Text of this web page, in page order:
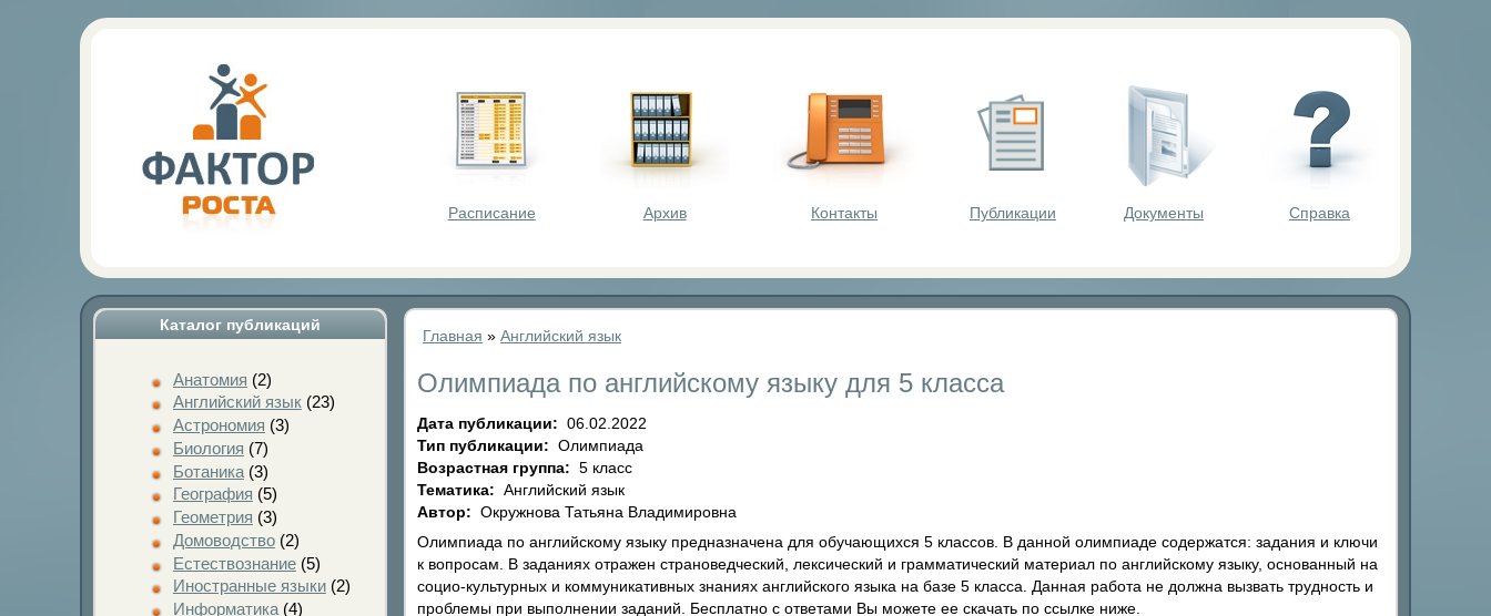
Расписание Архив Контакты Публикации Документы Справка
Каталог публикаций
Анатомия (2)
Английский язык(23)
Астрономия (3)
Биология (7)
Ботаника(3)
География (5)
Геометрия (3)
Домоводство(2)
Естествознание(5)
Иностранные языки(2)
Информатика(4)
Главная » Английский язык
Олимпиада по английскому языку для 5 класса
Дата публикации: 06.02.2022
Тип публикации: Олимпиада
Возрастная группа: 5 класс
Тематика: Английский язык
Автор: Окружнова Татьяна Владимировна
Олимпиада по английскому языку предназначена для обучающихся 5 классов. В данной олимпиаде содержатся: задания и ключи
к вопросам. В заданиях отражен страноведческий, лексический и грамматический материал по английскому языку, основанный на
социо-культурных и коммуникативных знаниях английского языка на базе 5 класса. Данная работа не должна вызвать трудность и
проблемы при выполнении заданий. Бесплатно с ответами Вы можете ее скачать по ссылке ниже.